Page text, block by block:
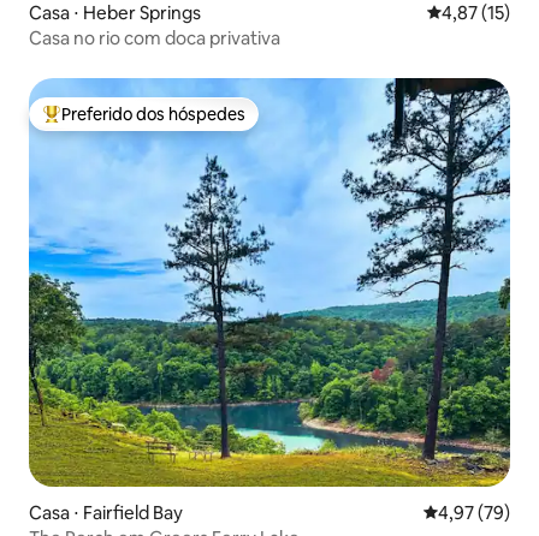
Casa ⋅ Heber Springs 4,87 de uma
4,87 (15)
Casa no rio com doca privativa
Entre os melhores preferidos dos hóspedes
Preferido dos hóspedes
Casa ⋅ Fairfield Bay 4,97 de uma
4,97 (79)